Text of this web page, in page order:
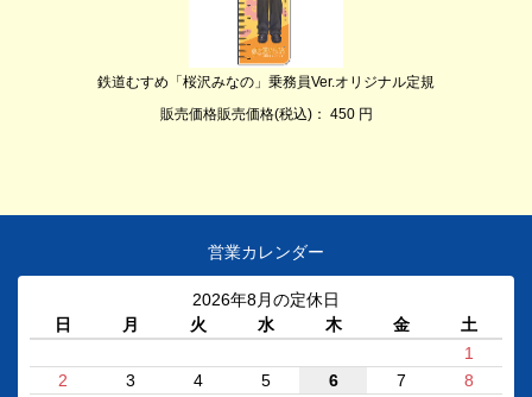
鉄道むすめ「桜沢みなの」乗務員Ver.オリジナル定規
販売価格販売価格(税込)： 450 円
営業カレンダー
2026年8月の定休日
日
月 火 水 木 金
土
1
2
3 4 5 6 7
8